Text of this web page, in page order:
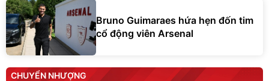
Bruno Guimaraes hứa hẹn đốn tim
cổ động viên Arsenal
CHUYỂN NHƯỢNG